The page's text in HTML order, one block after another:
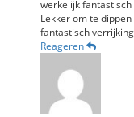
werkelijk
Lekker om te
fantastisch
Reageren